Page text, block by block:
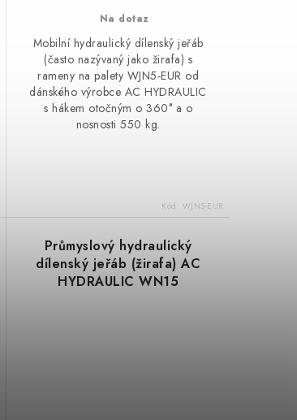
Na dotaz
Mobilní hydraulický dílenský jeřáb
(často nazývaný jako žirafa) s
rameny na palety WJN5-EUR od
dánského výrobce AC HYDRAULIC
s hákem otočným o 360° a o
nosnosti 550 kg.
Kód: WJN5-EUR
Průmyslový hydraulický
dílenský jeřáb (žirafa) AC
HYDRAULIC WN15